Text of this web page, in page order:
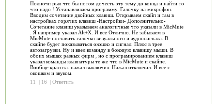
Полночи рыл что бы потом дочесть эту тему до конца и найти то
что надо ! Устанавливаем программу. Галочку на микрофон.
Вводим сочетание двойных клавиш. Открываем скайп и там в
настройках горячих клавиш -Настройки- Дополнительно-
Сочетание клавиш указываем аналогичные что указали в MicMute
. Я например указал Alt+X. И все Отлично. Не забываем в
MicMute поставить галочки визуального и аудиосигнала. В
скайпе будет показываться окошко и сигнал. Плюс в трее
автозагрузки. Ну и ввел команду в боковую клавишу мыши. В
обоих мышах разных фирм , но с програмированием клавиш
указал команды клавиатуры те же что в MicMute и скайпе.
Вообще красота. нажал выключил. Нажал отключил. И все с
окошком и звуком.
11
| 16 | Ответить